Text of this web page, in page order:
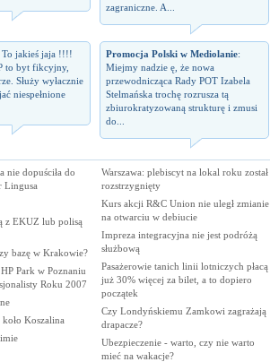
zagraniczne. A...
jakieś jaja !!!!
to byt fikcyjny,
Służy wyłacznie
niespełnione
Promocja Polski w Mediolanie:
Miejmy nadzie ę, że nowa
przewodnicząca Rady POT Izabela
Stelmańska trochę rozrusza tą
zbiurokratyzowaną strukturę i zmusi
do...
nie dopuściła do
Lingusa
z EKUZ lub polisą
bazę w Krakowie?
Park w Poznaniu
Roku 2007
Koszalina
Warszawa: plebiscyt na lokal roku został
rozstrzygnięty
Kurs akcji R&C Union nie uległ zmianie
na otwarciu w debiucie
Impreza integracyjna nie jest podróżą
służbową
Pasażerowie tanich linii lotniczych płacą
już 30% więcej za bilet, a to dopiero
początek
Czy Londyńskiemu Zamkowi zagrażają
drapacze?
Ubezpieczenie - warto, czy nie warto
mieć na wakacje?